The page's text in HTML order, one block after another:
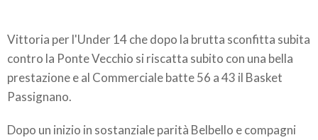
Vittoria per l'Under 14 che dopo la brutta sconfitta subita
contro la Ponte Vecchio si riscatta subito con una bella
prestazione e al Commerciale batte 56 a 43 il Basket
Passignano.
Dopo un inizio in sostanziale parità Belbello e compagni